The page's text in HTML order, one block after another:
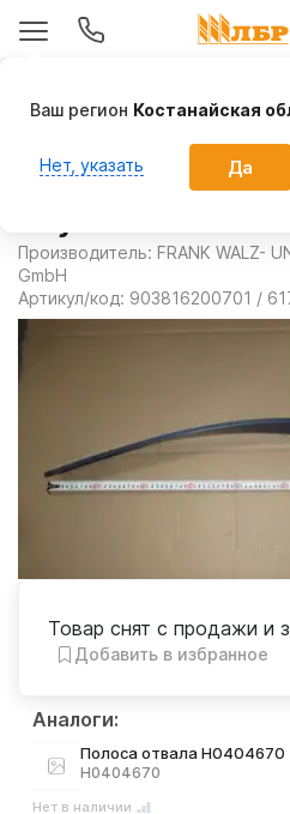
Полоса отвала
Производитель: FRANK WALZ-
GmbH
Артикул/код: 903816200701 /
Аналоги:
Полоса отвала H0404670
H0404670
Нет в наличии
Товар снят с продажи и
Добавить в избранное
Ваш регион Костанайская
Нет, указать Да